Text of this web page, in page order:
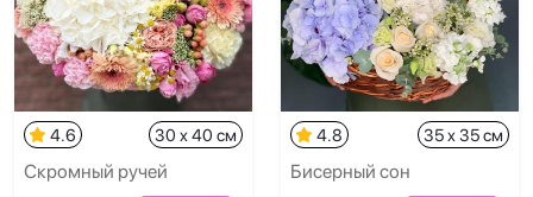
4.6 30 x 40 см
Скромный ручей
4.8 35 x 35 см
Бисерный сон